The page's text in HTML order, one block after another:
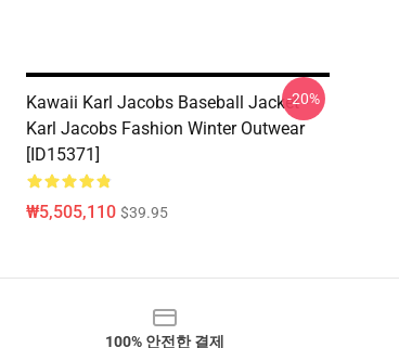
Kawaii Karl Jacobs Baseball Jacket -
Karl Jacobs Fashion Winter Outwear
[ID15371]
₩5,505,110 $39.95
-20%
100% 안전한 결제